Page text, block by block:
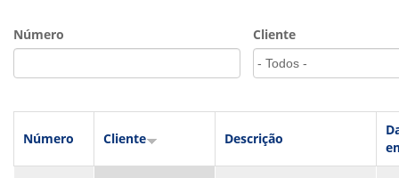
ORGANOGRAMA
LOCALIZAÇÃO
GOVERNANÇA
Número Cliente
Número Cliente Descrição